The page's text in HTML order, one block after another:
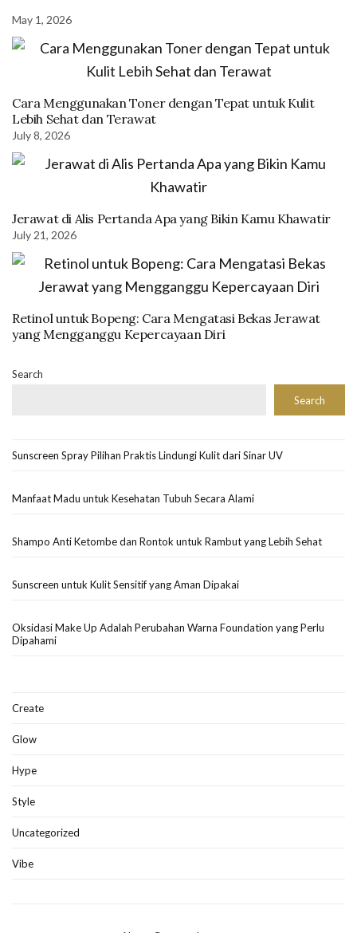
May 1, 2026
Cara Menggunakan Toner dengan Tepat untuk Kulit
Lebih Sehat dan Terawat
July 8, 2026
Jerawat di Alis Pertanda Apa yang Bikin Kamu Khawatir
July 21, 2026
Retinol untuk Bopeng: Cara Mengatasi Bekas Jerawat
yang Mengganggu Kepercayaan Diri
Search
Search
Sunscreen Spray Pilihan Praktis Lindungi Kulit dari Sinar UV
Manfaat Madu untuk Kesehatan Tubuh Secara Alami
Shampo Anti Ketombe dan Rontok untuk Rambut yang Lebih Sehat
Sunscreen untuk Kulit Sensitif yang Aman Dipakai
Oksidasi Make Up Adalah Perubahan Warna Foundation yang Perlu
Dipahami
Create
Glow
Hype
Style
Uncategorized
Vibe